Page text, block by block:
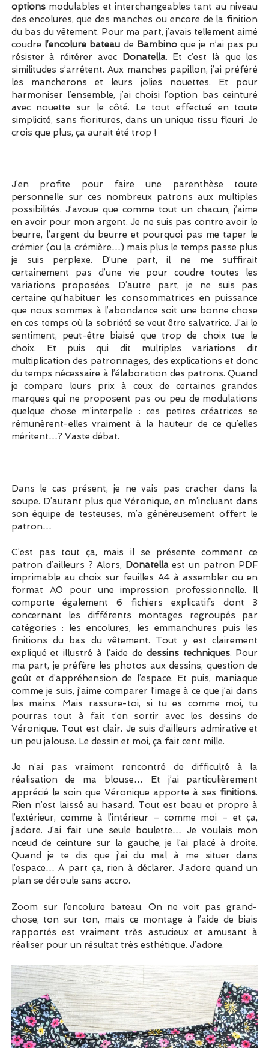
optionsmodulables et interchangeables tant au niveau
des encolures, que des manches ou encore de la finition
du bas du vêtement. Pour ma part, j’avais tellement aimé
coudre l’encolure bateau de Bambinoque je n’ai pas pu
résister à réitérer avec Donatella. Et c’est là que les
similitudes s’arrêtent. Aux manches papillon, j’ai préféré
les mancherons et leurs jolies nouettes. Et pour
harmoniser l’ensemble, j’ai choisi l’option bas ceinturé
avec nouette sur le côté. Le tout effectué en toute
simplicité, sans fioritures, dans un unique tissu fleuri. Je
crois que plus, ça aurait été trop !
J’en profite pour faire une parenthèse toute
personnelle sur ces nombreux patrons aux multiples
possibilités. J’avoue que comme tout un chacun, j’aime
en avoir pour mon argent. Je ne suis pas contre avoir le
beurre, l’argent du beurre et pourquoi pas me taper le
crémier (ou la crémière…) mais plus le temps passe plus
je suis perplexe. D’une part, il ne me suffirait
certainement pas d’une vie pour coudre toutes les
variations proposées. D’autre part, je ne suis pas
certaine qu’habituer les consommatrices en puissance
que nous sommes à l’abondance soit une bonne chose
en ces temps où la sobriété se veut être salvatrice. J’ai le
sentiment, peut-être biaisé que trop de choix tue le
choix. Et puis qui dit multiples variations dit
multiplication des patronnages, des explications et donc
du temps nécessaire à l’élaboration des patrons. Quand
je compare leurs prix à ceux de certaines grandes
marques qui ne proposent pas ou peu de modulations
quelque chose m’interpelle : ces petites créatrices se
rémunèrent-elles vraiment à la hauteur de ce qu’elles
méritent…? Vaste débat.
Dans le cas présent, je ne vais pas cracher dans la
soupe. D’autant plus que Véronique, en m’incluant dans
son équipe de testeuses, m’a généreusement offert le
patron…
C’est pas tout ça, mais il se présente comment ce
patron d’ailleurs ? Alors, Donatellaest un patron PDF
imprimable au choix sur feuilles A4 à assembler ou en
format A0 pour une impression professionnelle. Il
comporte également 6 fichiers explicatifs dont 3
concernant les différents montages regroupés par
catégories : les encolures, les emmanchures puis les
finitions du bas du vêtement. Tout y est clairement
expliqué et illustré à l’aide de dessins techniques. Pour
ma part, je préfère les photos aux dessins, question de
goût et d’appréhension de l’espace. Et puis, maniaque
comme je suis, j’aime comparer l’image à ce que j’ai dans
les mains. Mais rassure-toi, si tu es comme moi, tu
pourras tout à fait t’en sortir avec les dessins de
Véronique. Tout est clair. Je suis d’ailleurs admirative et
un peu jalouse. Le dessin et moi, ça fait cent mille.
Je n’ai pas vraiment rencontré de difficulté à la
réalisation de ma blouse… Et j’ai particulièrement
apprécié le soin que Véronique apporte à ses finitions.
Rien n’est laissé au hasard. Tout est beau et propre à
l’extérieur, comme à l’intérieur – comme moi – et ça,
j’adore. J’ai fait une seule boulette… Je voulais mon
nœud de ceinture sur la gauche, je l’ai placé à droite.
Quand je te dis que j’ai du mal à me situer dans
l’espace… A part ça, rien à déclarer. J’adore quand un
plan se déroule sans accro.
Zoom sur l’encolure bateau. On ne voit pas grand-
chose, ton sur ton, mais ce montage à l’aide de biais
rapportés est vraiment très astucieux et amusant à
réaliser pour un résultat très esthétique. J’adore.